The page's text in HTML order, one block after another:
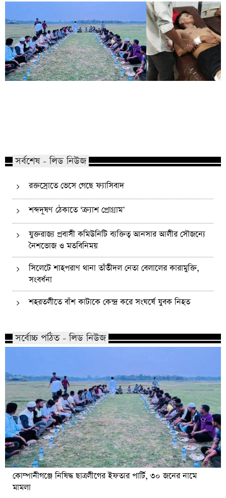
সর্বশেষ - লিড নিউজ
রক্তস্রোতে ভেসে গেছে ফ্যাসিবাদ
শব্দদূষণ ঠেকাতে ‘ক্র্যাশ প্রোগ্রাম’
যুক্তরাজ্য প্রবাসী কমিউনিটি ব্যক্তিত্ব আনসার আলীর সৌজন্যে
নৈশভোজ ও মতবিনিময়
সিলেটে শাহপরাণ থানা তাঁতীদল নেতা বেলালের কারামুক্তি,
সংবর্ধনা
শহরতলীতে বাঁশ কাটাকে কেন্দ্র করে সংঘর্ষে যুবক নিহত
সর্বোচ্চ পঠিত - লিড নিউজ
কোম্পানীগঞ্জে নিষিদ্ধ ছাত্রলীগের ইফতার পার্টি, ৩০ জনের নামে
মামলা